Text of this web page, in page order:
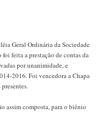
Geral Ordinária da Sociedade
feita a prestação de contas da
por unanimidade, e
2016. Foi vencedora a Chapa
assim composta, para o biênio